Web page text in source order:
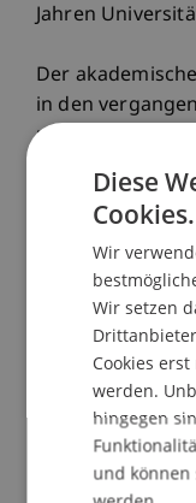
Jahren
Der
in den
um Ereignisse
positiv in die
Studierenden
Wir freuen uns,
und Sie am Tag
PROGRAMM
Begrüssung:
Festrede:Dr.
Diese
Cookies.
Wir
Wir setzen
Cookies
werden.
hingegen
und